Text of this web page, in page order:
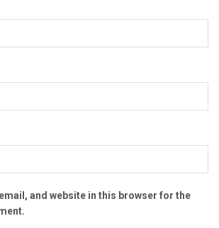
and website in this browser for the